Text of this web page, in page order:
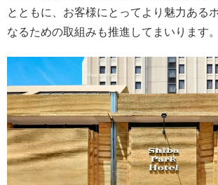
とともに、お客様にとってより魅力ある
なるための取組みも推進してまいります。